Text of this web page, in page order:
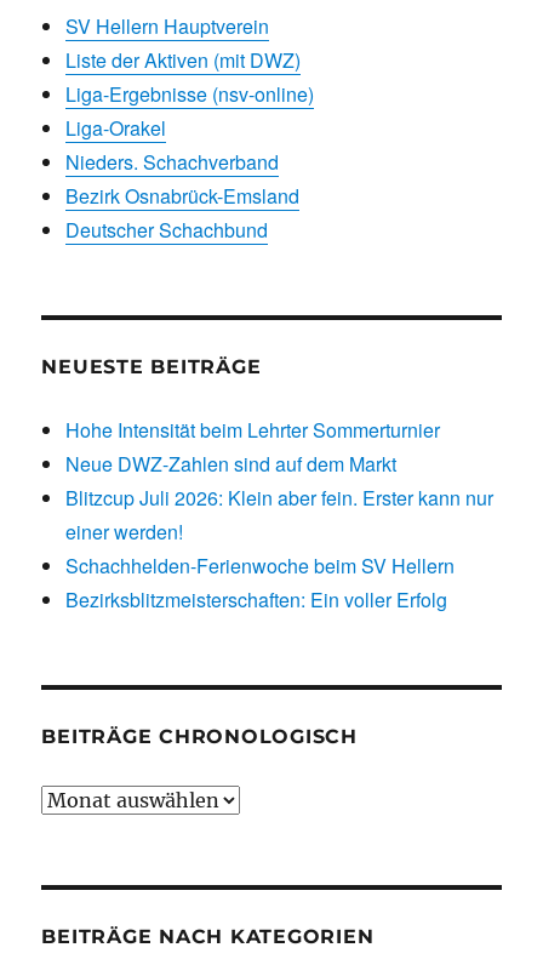
SV Hellern Hauptverein
Liste der Aktiven (mit DWZ)
Liga-Ergebnisse (nsv-online)
Liga-Orakel
Nieders. Schachverband
Bezirk Osnabrück-Emsland
Deutscher Schachbund
NEUESTE BEITRÄGE
Hohe Intensität beim Lehrter Sommerturnier
Neue DWZ-Zahlen sind auf dem Markt
Blitzcup Juli 2026: Klein aber fein. Erster kann nur
einer werden!
Schachhelden-Ferienwoche beim SV Hellern
Bezirksblitzmeisterschaften: Ein voller Erfolg
BEITRÄGE CHRONOLOGISCH
Beiträge
BEITRÄGE NACH KATEGORIEN